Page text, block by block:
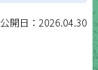
公開日：2026.04.30